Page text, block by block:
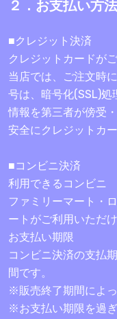
２．お支払い方
■クレジット決済
クレジットカードが
当店では、ご注文時
号は、暗号化(SSL)処
情報を第三者が傍受
安全にクレジットカ
■コンビニ決済
利用できるコンビニ
ファミリーマート・
ートがご利用いただけ
お支払い期限
コンビニ決済の支払
間です。
※販売終了期間によ
※お支払い期限を過